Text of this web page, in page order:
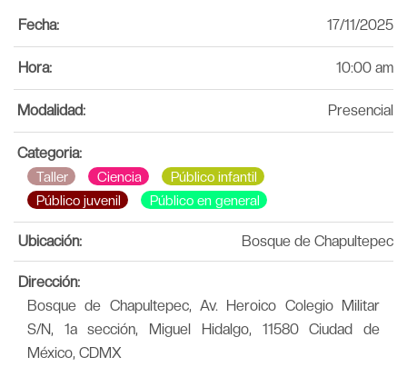
Fecha: 17/11/2025
Hora: 10:00 am
Modalidad: Presencial
Categoria:
Taller Ciencia
Público infantil
Público juvenil
Público en general
Ubicación: Bosque de Chapultepec
Dirección:
Bosque de Chapultepec, Av. Heroico Colegio Militar
S/N, 1a sección, Miguel Hidalgo, 11580 Ciudad de
México, CDMX